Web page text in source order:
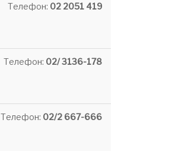
Телефон: 02 2051 419
Телефон: 02/ 3136-178
Телефон: 02/2 667-666